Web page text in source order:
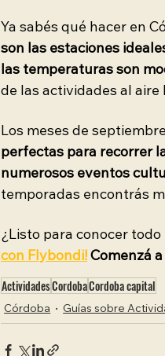
Ya sabés qué hacer en
son las estaciones
las temperaturas son
de las actividades al aire
Los meses de
perfectas para recorrer
numerosos eventos
temporadas encontrás
¿Listo para conocer
con Flybondi! Comenzá
ActividadesCordobaCordoba capital
Córdoba Guías sobre